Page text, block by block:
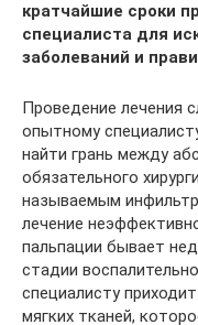
кратчайшие сроки
специалиста для
заболеваний и
Проведение лечения
опытному
найти грань между
обязательного
называемым
лечение
пальпации бывает
стадии
специалисту
мягких тканей,